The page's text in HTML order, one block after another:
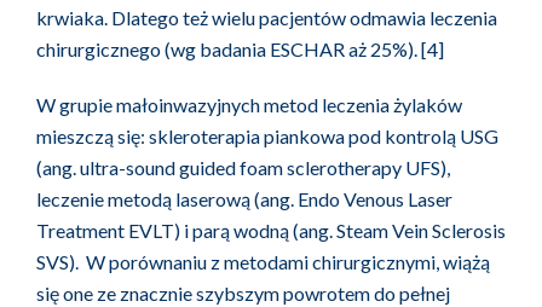
krwiaka. Dlatego też wielu pacjentów odmawia leczenia
chirurgicznego (wg badania ESCHAR aż 25%). [4]
W grupie małoinwazyjnych metod leczenia żylaków
mieszczą się: skleroterapia piankowa pod kontrolą USG
(ang. ultra-sound guided foam sclerotherapy UFS),
leczenie metodą laserową (ang. Endo Venous Laser
Treatment EVLT) i parą wodną (ang. Steam Vein Sclerosis
SVS). W porównaniu z metodami chirurgicznymi, wiążą
się one ze znacznie szybszym powrotem do pełnej